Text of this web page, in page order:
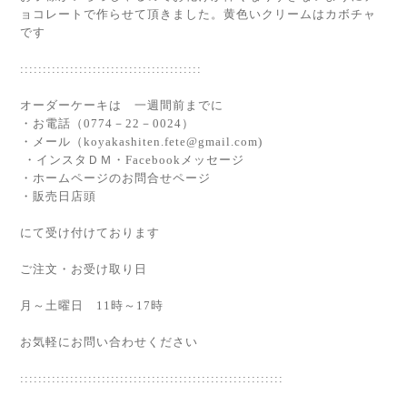
ョコレートで作らせて頂きました。黄色いクリームはカボチャ
です
::::::::::::::::::::::::::::::::::::::::
オーダーケーキは 一週間前までに
・お電話（0774－22－0024）
・メール（koyakashiten.fete@gmail.com)
・インスタＤＭ・Facebookメッセージ
・ホームページのお問合せページ
・販売日店頭
にて受け付けております
ご注文・お受け取り日
月～土曜日 11時～17時
お気軽にお問い合わせください
::::::::::::::::::::::::::::::::::::::::::::::::::::::::::